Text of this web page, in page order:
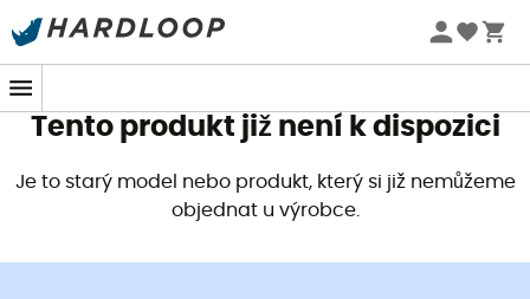
Letní akce 🔥 -5 % EXTRA při nákupu 2 produktů* s kódem
Tento produkt již není k dispozici
Je to starý model nebo produkt, který si již nemůžeme
objednat u výrobce.